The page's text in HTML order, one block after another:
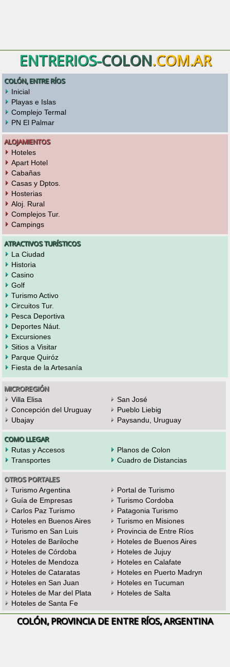
ENTRERIOS-COLON.COM.AR
COLÓN, ENTRE RÍOS
Inicial
Playas e Islas
Complejo Termal
PN El Palmar
ALOJAMIENTOS
Hoteles
Apart Hotel
Cabañas
Casas y Dptos.
Hosterias
Aloj. Rural
Complejos Tur.
Campings
ATRACTIVOS TURÍSTICOS
La Ciudad
Historia
Casino
Golf
Turismo Activo
Circuitos Tur.
Pesca Deportiva
Deportes Náut.
Excursiones
Sitios a Visitar
Parque Quiróz
Fiesta de la Artesanía
MICROREGIÓN
Villa Elisa
San José
Concepción del Uruguay
Pueblo Liebig
Ubajay
Paysandu, Uruguay
COMO LLEGAR
Rutas y Accesos
Planos de Colon
Transportes
Cuadro de Distancias
OTROS PORTALES
Turismo Argentina
Portal de Turismo
Guía de Empresas
Turismo Cordoba
Carlos Paz Turismo
Patagonia Turismo
Hoteles en Buenos Aires
Turismo en Misiones
Turismo en San Luis
Provincia de Entre Ríos
Hoteles de Bariloche
Hoteles de Buenos Aires
Hoteles de Córdoba
Hoteles de Jujuy
Hoteles de Mendoza
Hoteles en Calafate
Hoteles de Cataratas
Hoteles en Puerto Madryn
Hoteles en San Juan
Hoteles en Tucuman
Hoteles de Mar del Plata
Hoteles de Salta
Hoteles de Santa Fe
COLÓN, PROVINCIA DE ENTRE RÍOS, ARGENTINA